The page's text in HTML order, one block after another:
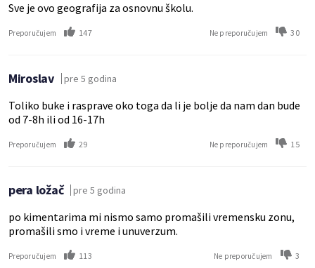
Sve je ovo geografija za osnovnu školu.
Preporučujem 147 Ne preporučujem 30
Miroslav pre 5 godina
Toliko buke i rasprave oko toga da li je bolje da nam dan bude
od 7-8h ili od 16-17h
Preporučujem 29 Ne preporučujem 15
pera ložač pre 5 godina
po kimentarima mi nismo samo promašili vremensku zonu,
promašili smo i vreme i unuverzum.
Preporučujem 113 Ne preporučujem 3